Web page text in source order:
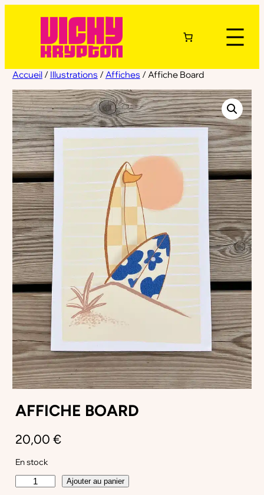
Accueil/ Illustrations /Affiches / Affiche Board
AFFICHE BOARD
20,00 €
En stock
Ajouter au panier